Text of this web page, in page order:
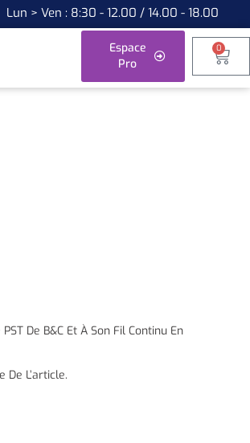
Lun > Ven : 8:30 - 12.00 / 14.00 - 18.00
Espace
Pro
0
De B&C Et À Son Fil Continu En
De L’article.